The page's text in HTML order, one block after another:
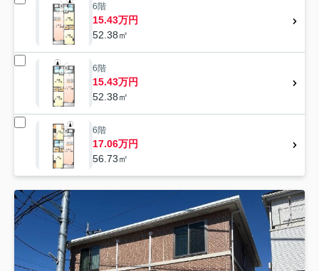
6階
15.43万円
52.38㎡
6階
15.43万円
52.38㎡
6階
17.06万円
56.73㎡